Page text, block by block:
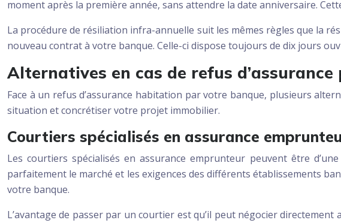
moment après la première année, sans attendre la date anniversaire.
La procédure de résiliation infra-annuelle suit les mêmes règles que la
nouveau contrat à votre banque. Celle-ci dispose toujours de dix jours
Alternatives en cas de refus
Face à un refus d’assurance habitation par votre banque, plusieurs
situation et concrétiser votre projet immobilier.
Courtiers spécialisés en assurance
Les courtiers spécialisés en assurance emprunteur peuvent être
parfaitement le marché et les exigences des différents établissements
votre banque.
L’avantage de passer par un courtier est qu’il peut négocier